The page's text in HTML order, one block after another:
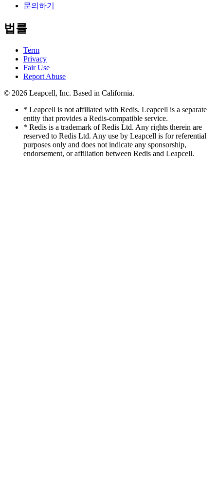
문의하기
법률
Term
Privacy
Fair Use
Report Abuse
© 2026 Leapcell, Inc. Based in California.
* Leapcell is not affiliated with Redis. Leapcell is a separate
entity that provides a Redis-compatible service.
* Redis is a trademark of Redis Ltd. Any rights therein are
reserved to Redis Ltd. Any use by Leapcell is for referential
purposes only and does not indicate any sponsorship,
endorsement, or affiliation between Redis and Leapcell.